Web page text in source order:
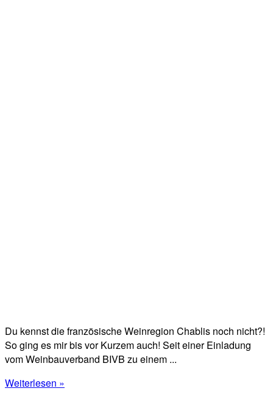
Du kennst die französische Weinregion Chablis noch nicht?!
So ging es mir bis vor Kurzem auch! Seit einer Einladung
vom Weinbauverband BIVB zu einem ...
Weiterlesen »